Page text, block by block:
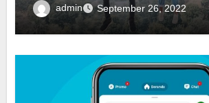
admin September 26, 2022